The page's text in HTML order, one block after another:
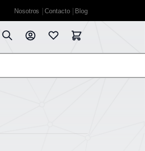
de verano planificadas
Nosotros Contacto Blog